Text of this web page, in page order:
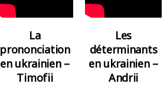
La
prononciation
en ukrainien –
Timofii
Les
déterminants
en ukrainien –
Andrii